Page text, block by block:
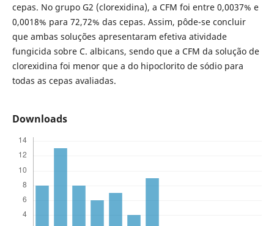
cepas. No grupo G2 (clorexidina), a CFM foi entre 0,0037% e
0,0018% para 72,72% das cepas. Assim, pôde-se concluir
que ambas soluções apresentaram efetiva atividade
fungicida sobre C. albicans, sendo que a CFM da solução de
clorexidina foi menor que a do hipoclorito de sódio para
todas as cepas avaliadas.
Downloads